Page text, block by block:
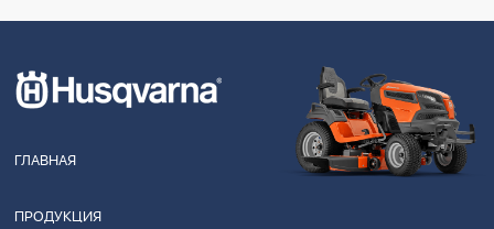
ГЛАВНАЯ
ПРОДУКЦИЯ